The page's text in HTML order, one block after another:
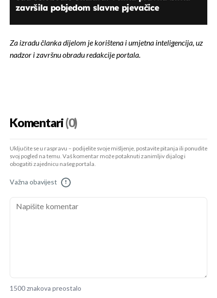
završila pobjedom slavne pjevačice
Za izradu članka dijelom je korištena i umjetna inteligencija, uz
nadzor i završnu obradu redakcije portala.
Komentari(0)
Uključite se u raspravu – podijelite svoje mišljenje, postavite pitanja ili ponudite
svoj pogled na temu. Vaš komentar može potaknuti zanimljiv dijalog i
obogatiti zajednicu našeg portala.
Važna obavijest !
1500 znakova preostalo